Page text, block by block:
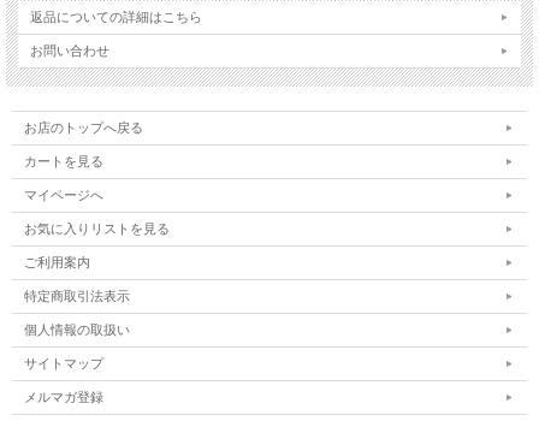
返品についての詳細はこちら
お問い合わせ
お店のトップへ戻る
カートを見る
マイページへ
お気に入りリストを見る
ご利用案内
特定商取引法表示
個人情報の取扱い
サイトマップ
メルマガ登録